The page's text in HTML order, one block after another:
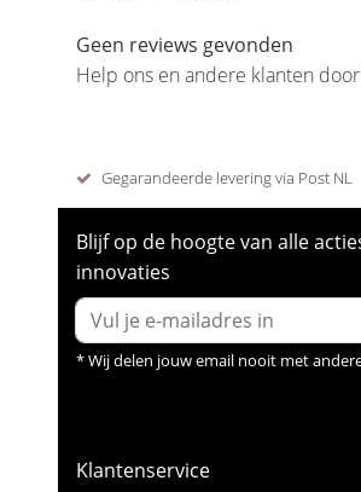
Geen reviews gevonden
Help ons en andere klanten
Gegarandeerde levering via Post NL
Blijf op de hoogte van alle
innovaties
* Wij delen jouw email nooit met
Klantenservice